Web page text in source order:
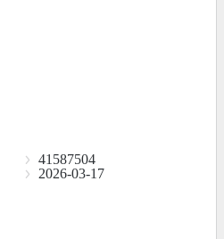
41587504
2026-03-17